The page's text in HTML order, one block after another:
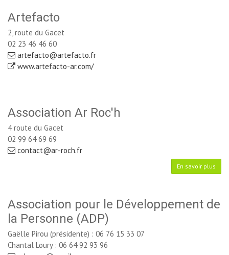
Artefacto
2, route du Gacet
02 23 46 46 60
artefacto@artefacto.fr
www.artefacto-ar.com/
Association Ar Roc'h
4 route du Gacet
02 99 64 69 69
contact@ar-roch.fr
En savoir plus
Association pour le Développement de
la Personne (ADP)
Gaëlle Pirou (présidente) : 06 76 15 33 07
Chantal Loury : 06 64 92 93 96